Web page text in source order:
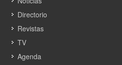
Directorio
Revistas
TV
Agenda